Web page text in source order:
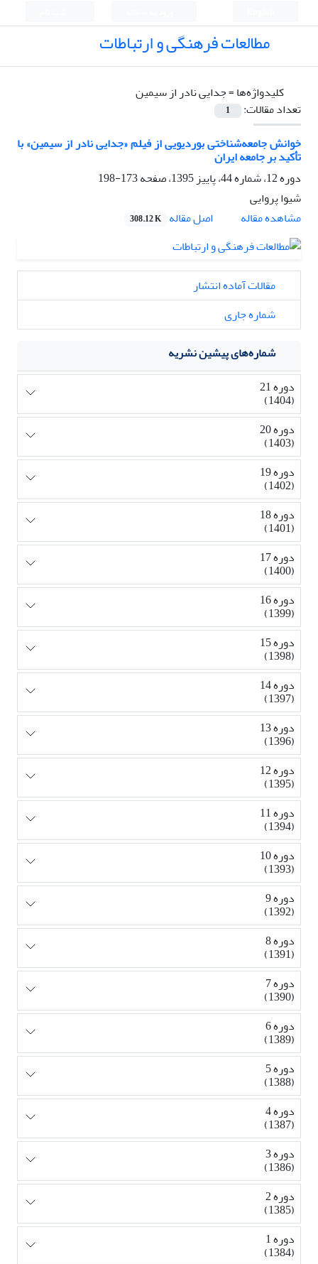
مطالعات فرهنگی و ارتباطات
کلیدواژه‌ها =جدایی نادر از سیمین
تعداد مقالات:
1
خوانش جامعه‌شناختی بوردیویی از فیلم «جدایی نادر از سیمین» با
تأکید بر جامعه ایران
دوره 12، شماره 44، پاییز 1395، صفحه
173-198
شیوا پروایی
مشاهده مقاله
اصل مقاله 308.12 K
مقالات آماده انتشار
شماره جاری
شماره‌های پیشین نشریه
دوره 21
(1404)
دوره 20
(1403)
دوره 19
(1402)
دوره 18
(1401)
دوره 17
(1400)
دوره 16
(1399)
دوره 15
(1398)
دوره 14
(1397)
دوره 13
(1396)
دوره 12
(1395)
دوره 11
(1394)
دوره 10
(1393)
دوره 9
(1392)
دوره 8
(1391)
دوره 7
(1390)
دوره 6
(1389)
دوره 5
(1388)
دوره 4
(1387)
دوره 3
(1386)
دوره 2
(1385)
دوره 1
(1384)